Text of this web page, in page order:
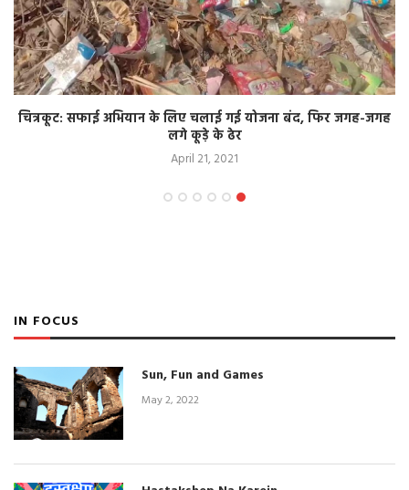
चित्रकूट: सफाई अभियान के लिए चलाई गई योजना बंद, फिर जगह-जगह
लगे कूड़े के ढेर
April 21, 2021
IN FOCUS
Sun, Fun and Games
May 2, 2022